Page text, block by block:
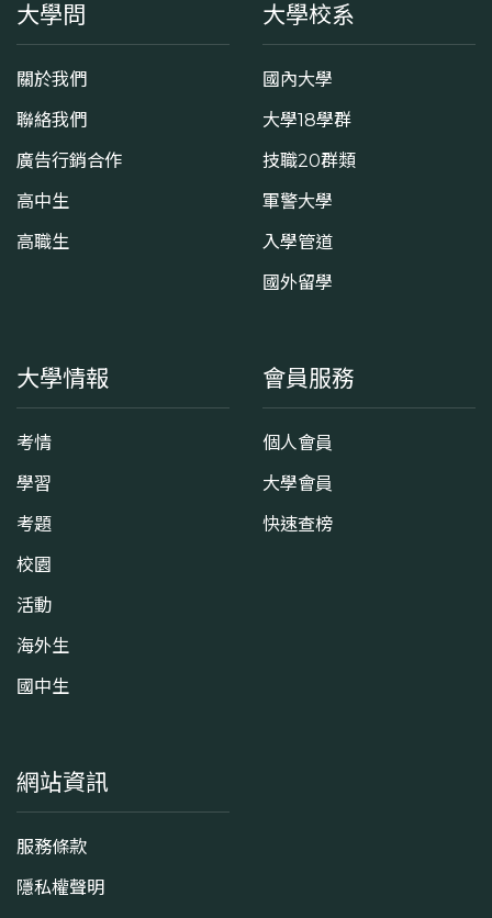
大學問
關於我們
聯絡我們
廣告行銷合作
高中生
高職生
大學校系
國內大學
大學18學群
技職20群類
軍警大學
入學管道
國外留學
大學情報
考情
學習
考題
校園
活動
海外生
國中生
會員服務
個人會員
大學會員
快速查榜
網站資訊
服務條款
隱私權聲明